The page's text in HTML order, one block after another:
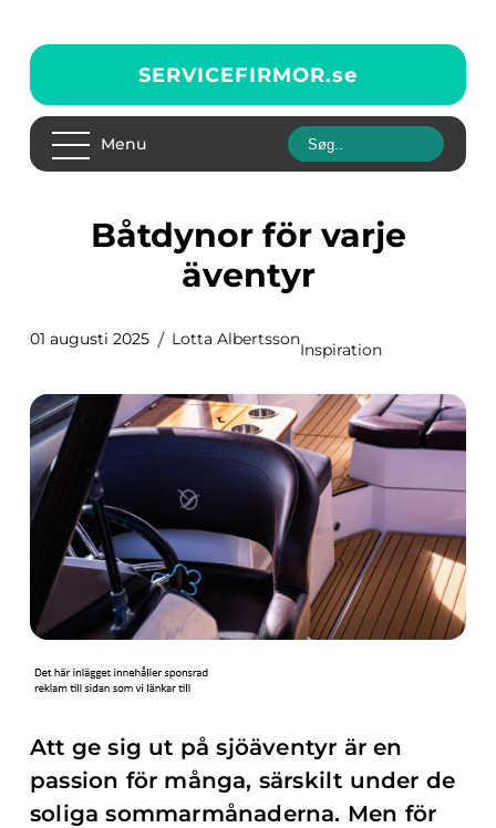
SERVICEFIRMOR.se
Menu
Båtdynor för varje
äventyr
01 augusti 2025 Lotta Albertsson
Inspiration
Att ge sig ut på sjöäventyr är en
passion för många, särskilt under de
soliga sommarmånaderna. Men för